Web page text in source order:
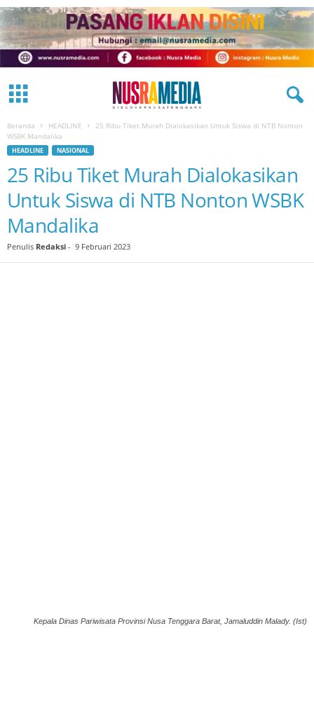
Beranda HEADLINE
25 Ribu Tiket Murah Dialokasikan Untuk Siswa di NTB Nonton
WSBK Mandalika
HEADLINE NASIONAL
25 Ribu Tiket Murah Dialokasikan
Untuk Siswa di NTB Nonton WSBK
Mandalika
Penulis Redaksi - 9 Februari 2023
Kepala Dinas Pariwisata Provinsi Nusa Tenggara Barat, Jamaluddin Malady. (Ist)